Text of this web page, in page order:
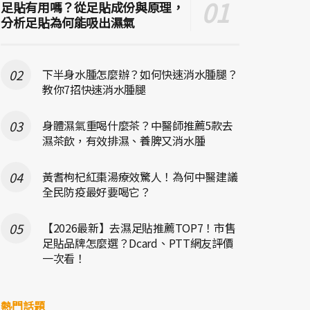
足貼有用嗎？從足貼成份與原理，
分析足貼為何能吸出濕氣
下半身水腫怎麼辦？如何快速消水腫腿？
教你7招快速消水腫腿
身體濕氣重喝什麼茶？中醫師推薦5款去
濕茶飲，有效排濕、養脾又消水腫
黃耆枸杞紅棗湯療效驚人！為何中醫建議
全民防疫最好要喝它？
【2026最新】去濕足貼推薦TOP7！市售
足貼品牌怎麼選？Dcard、PTT網友評價
一次看！
熱門話題